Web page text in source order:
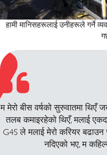
हामी मानिसहरूलाई उनीहरूले गर्ने
म मेरो बीस वर्षको सुरुवातमा थिएँ
तलब कमाइरहेको थिएँ, मलाई
G4S ले मलाई मेरो करियर
नदिएको भए, म